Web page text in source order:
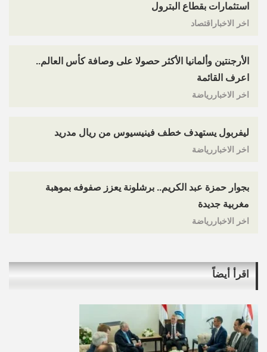
استثمارات بقطاع البترول
اخر الاخباراقتصاد
الأرجنتين وألمانيا الأكثر حصولا على وصافة كأس العالم..
اعرف القائمة
اخر الاخباررياضة
ليفربول يستهدف خطف فينيسيوس من ريال مدريد
اخر الاخباررياضة
بجوار حمزة عبد الكريم.. برشلونة يعزز صفوفه بموهبة
مغربية جديدة
اخر الاخباررياضة
اقرأ أيضاً